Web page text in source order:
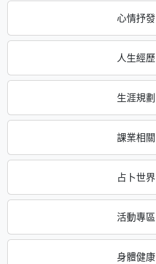
心情抒發
人生經歷
生涯規劃
課業相關
占卜世界
活動專區
身體健康